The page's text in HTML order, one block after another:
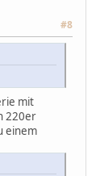
#8
mit
220er
einem